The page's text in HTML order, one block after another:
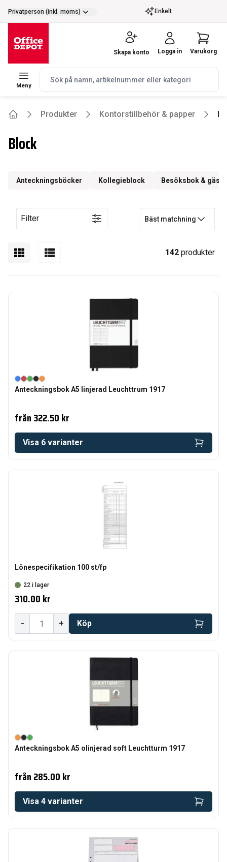
selector.vat
Privatperson (inkl. moms) Enkelt
Meny
navbar.quicksearch.label
Skapa konto Logga in Varukorg
Produkter Kontorstillbehör & papper
Block
Anteckningsböcker Kollegieblock Besöksbok &
Filter Bäst matchning
142 produkter
Anteckningsbok A5 linjerad Leuchttrum 1917
från322.50 kr
Visa 6 varianter
Lönespecifikation 100 st/fp
22 i lager
310.00 kr
- + Köp
Anteckningsbok A5 olinjerad soft Leuchtturm 1917
från285.00 kr
Visa 4 varianter